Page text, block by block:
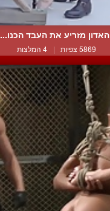
האדון מזריע את העבד הכנו...
5869 צפיות | 4 המלצות